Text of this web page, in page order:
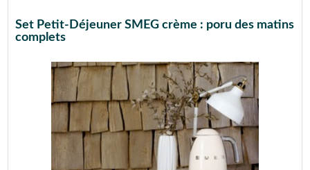
Set Petit-Déjeuner SMEG crème : poru des matins
complets